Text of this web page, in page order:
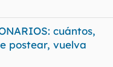
l
cuántos,
postear, vuelva